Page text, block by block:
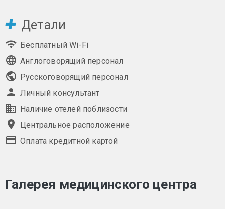
Детали
Бесплатный Wi-Fi
Англоговорящий персонал
Русскоговорящий персонал
Личный консультант
Наличие отелей поблизости
Центральное расположение
Оплата кредитной картой
Галерея медицинского центра